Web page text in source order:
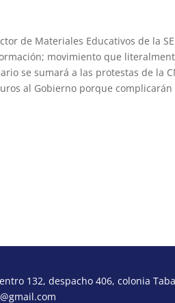
de Materiales Educativos de la
movimiento que
se sumará a las protestas de la
al Gobierno porque
132, despacho 406, colonia